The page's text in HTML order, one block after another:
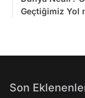
Geçtiğimiz Yol
Son